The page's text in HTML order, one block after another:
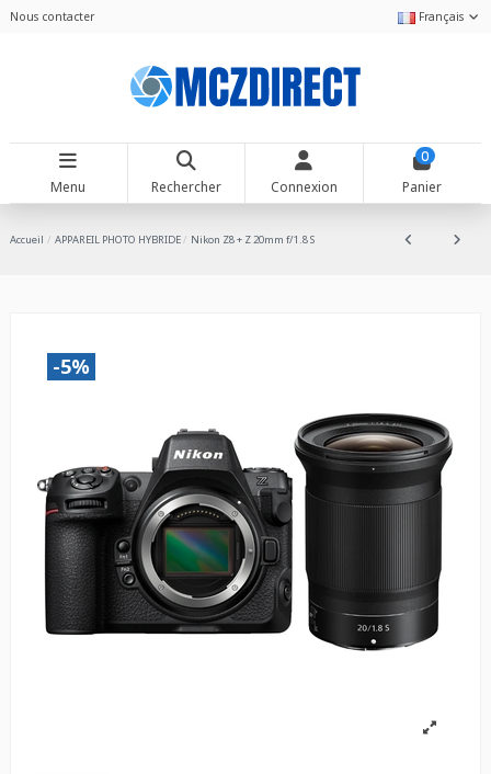
Nous contacter Français
Menu Rechercher Connexion
0
Panier
Accueil APPAREIL PHOTO HYBRIDE Nikon Z8 + Z 20mm f/1.8 S
-5%